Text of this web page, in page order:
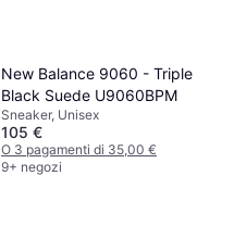
New Balance 9060 - Triple
Black Suede U9060BPM
Sneaker, Unisex
105 €
O 3 pagamenti di 35,00 €
9+ negozi